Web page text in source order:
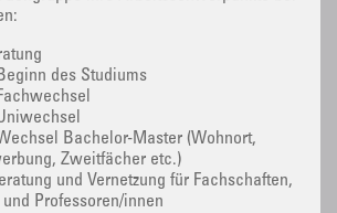
des Studiums
Bachelor-Master (Wohnort,
Zweitfächer etc.)
und Vernetzung für Fachschaften,
Professoren/innen